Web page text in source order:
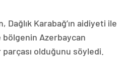
Dağlık Karabağ’ın aidiyeti ile
Azerbaycan
olduğunu söyledi.